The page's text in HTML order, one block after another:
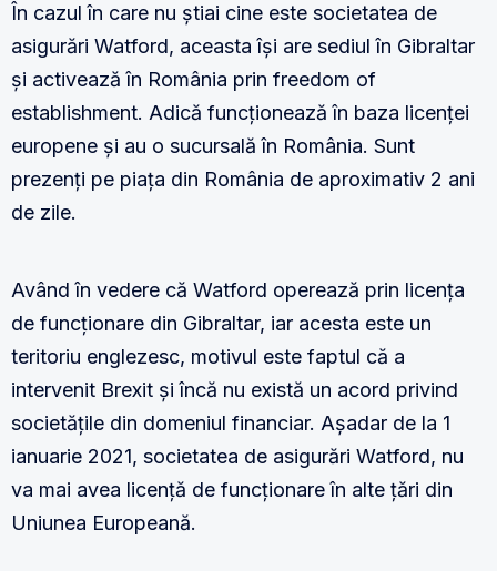
În cazul în care nu știai cine este societatea de
asigurări Watford, aceasta își are sediul în Gibraltar
și activează în România prin freedom of
establishment. Adică funcționează în baza licenței
europene și au o sucursală în România. Sunt
prezenți pe piața din România de aproximativ 2 ani
de zile.
Având în vedere că Watford operează prin licența
de funcționare din Gibraltar, iar acesta este un
teritoriu englezesc, motivul este faptul că a
intervenit Brexit și încă nu există un acord privind
societățile din domeniul financiar. Așadar de la 1
ianuarie 2021, societatea de asigurări Watford, nu
va mai avea licență de funcționare în alte țări din
Uniunea Europeană.